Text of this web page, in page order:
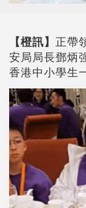
【橙訊】 正帶
安局局長鄧炳
香港中小學生